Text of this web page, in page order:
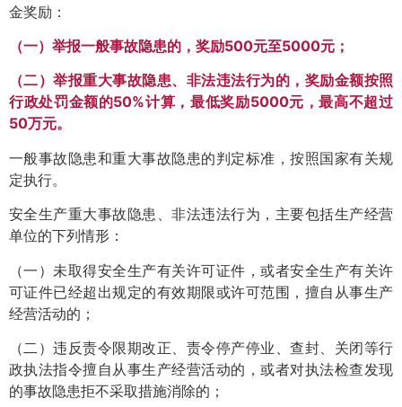
金奖励：
（一）举报一般事故隐患的，奖励500元至5000元；
（二）举报重大事故隐患、非法违法行为的，奖励金额按照
行政处罚金额的50%计算，最低奖励5000元，最高不超过
50万元。
一般事故隐患和重大事故隐患的判定标准，按照国家有关规
定执行。
安全生产重大事故隐患、非法违法行为，主要包括生产经营
单位的下列情形：
（一）未取得安全生产有关许可证件，或者安全生产有关许
可证件已经超出规定的有效期限或许可范围，擅自从事生产
经营活动的；
（二）违反责令限期改正、责令停产停业、查封、关闭等行
政执法指令擅自从事生产经营活动的，或者对执法检查发现
的事故隐患拒不采取措施消除的；